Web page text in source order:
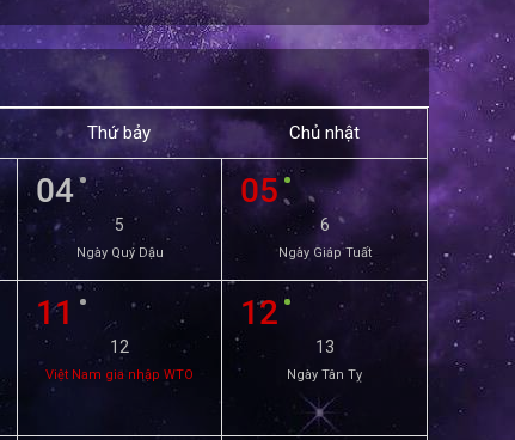
Thứ bảy Chủ nhật
04
5
Ngày Quý Dậu
05
6
Ngày Giáp Tuất
11
12
Việt Nam gia nhập WTO
12
13
Ngày Tân Tỵ